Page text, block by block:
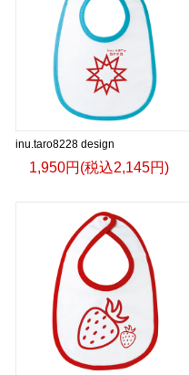
inu.taro8228 design
1,950円(税込2,145円)